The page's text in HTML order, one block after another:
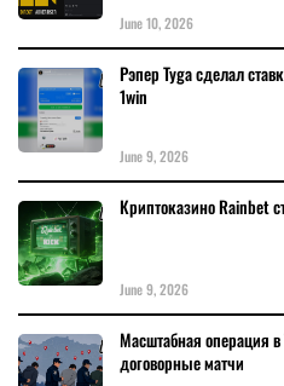
June 10, 2026
Рэпер Tyga сделал
1win
June 9, 2026
Криптоказино Rainbet
June 9, 2026
Масштабная операция
договорные матчи